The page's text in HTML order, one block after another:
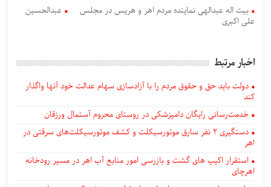
بیت اله عبدالهی نماینده مردم اهر و هریس در مجلس
عبدالحسین
علی اکبری
اخبار مرتبط
دولت باید حق و حقوق مردم را با آزادسازی سهام عدالت خود آنها واگذار
کند
خدمت‌رسانی رایگان دامپزشکی در روستای محروم آستمال ورزقان
دستگيری ۲ نفر سارق موتورسیکلت و کشف موتورسیکلت‌های سرقتی در
اهر
استقرار اکیپ های گشت و بازرسی امور منابع آب اهر در مسیر رودخانه
اهرچای